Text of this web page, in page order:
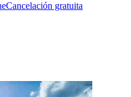
Cancelación gratuita